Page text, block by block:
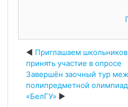
Приглашаем
принять участие в опросе
Завершён заочный тур
полипредметной
«БелГУ»